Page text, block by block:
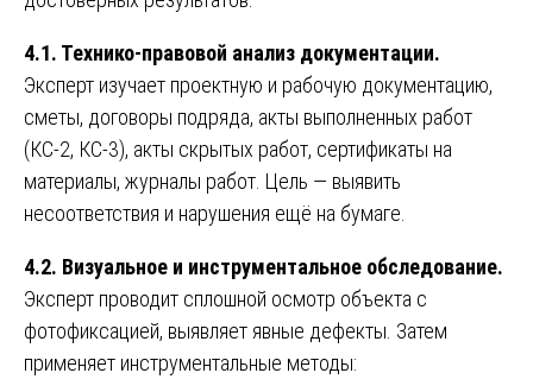
4.1. Технико-правовой анализ документации.
Эксперт изучает проектную и рабочую документацию,
сметы, договоры подряда, акты выполненных работ
(КС-2, КС-3), акты скрытых работ, сертификаты на
материалы, журналы работ. Цель — выявить
несоответствия и нарушения ещё на бумаге.
4.2. Визуальное и инструментальное обследование.
Эксперт проводит сплошной осмотр объекта с
фотофиксацией, выявляет явные дефекты. Затем
применяет инструментальные методы: